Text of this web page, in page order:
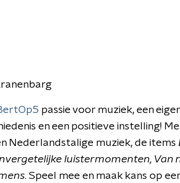
passie voor muziek, een
en een positieve instelling!
Nederlandstalige muziek, de items
luistermomenten, Van
. Speel mee en maak kans op